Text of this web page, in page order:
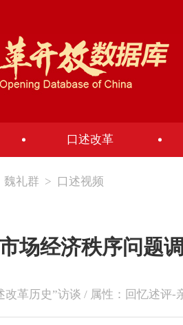
口述改革
魏礼群 > 口述视频
场经济秩序问题
改革历史”访谈 / 属性：回忆述评-